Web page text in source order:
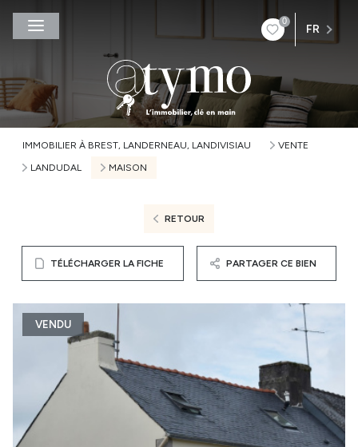
0
FR
IMMOBILIER À BREST, LANDERNEAU, LANDIVISIAU
VENTE
LANDUDAL
MAISON
RETOUR
TÉLÉCHARGER LA FICHE PARTAGER CE BIEN
VENDU